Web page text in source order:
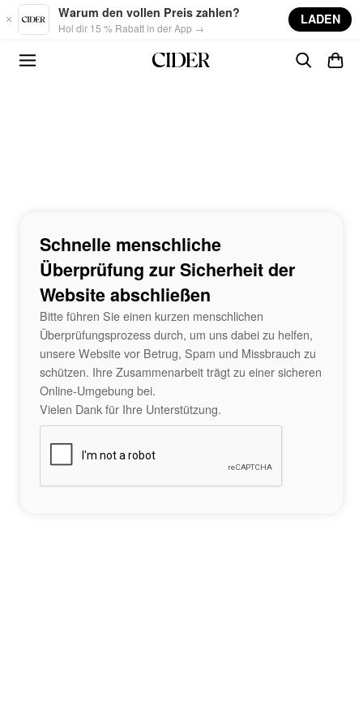
Skip to main content
Warum den vollen Preis zahlen?
Hol dir 15 % Rabatt in der App →
LADEN
Schnelle menschliche
Überprüfung zur Sicherheit der
Website abschließen
Bitte führen Sie einen kurzen menschlichen
Überprüfungsprozess durch, um uns dabei zu helfen,
unsere Website vor Betrug, Spam und Missbrauch zu
schützen. Ihre Zusammenarbeit trägt zu einer sicheren
Online-Umgebung bei.
Vielen Dank für Ihre Unterstützung.